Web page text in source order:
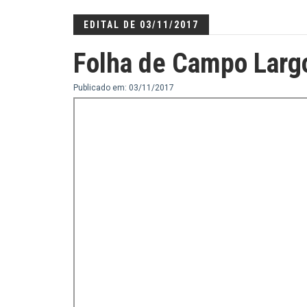
EDITAL DE 03/11/2017
Folha de Campo
Publicado em: 03/11/2017